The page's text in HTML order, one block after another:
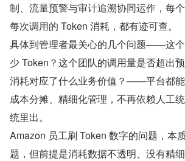
制、流量预警与审计追溯协同运作，每个
每次调用的 Token 消耗，都有迹可查。
具体到管理者最关心的几个问题——这
少 Token？这个团队的调用量是否超出
消耗对应了什么业务价值？——平台都
成本分摊、精细化管理，不再依赖人工
统里出。
Amazon 员工刷 Token 数字的问题，本
题，但前提是消耗数据不透明、没有精